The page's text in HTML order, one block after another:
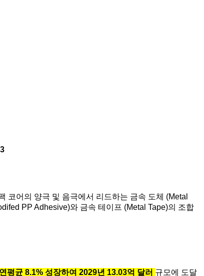
코어의 양극 및 음극에서 리드하는 금속 도체 (Metal
PP Adhesive)와 금속 테이프 (Metal Tape)의 조합
평균 8.1% 성장하여 2029년 13.03억 달러 규모에 도달